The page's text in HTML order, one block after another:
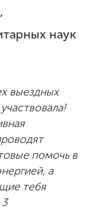
наук
выездных
помочь в
а
тебя